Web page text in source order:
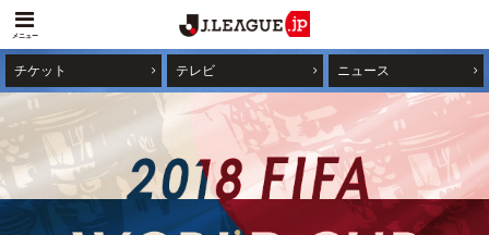
メニュー
チケット テレビ ニュース